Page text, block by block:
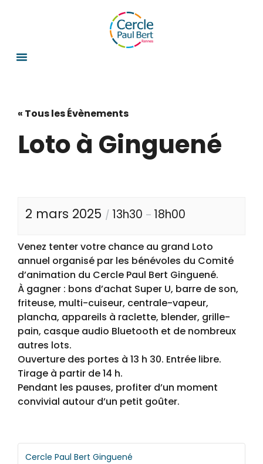
« Tous les Évènements
Loto à Ginguené
2 mars 2025 / 13h30 – 18h00
Venez tenter votre chance au grand Loto
annuel organisé par les bénévoles du Comité
d’animation du Cercle Paul Bert Ginguené.
À gagner : bons d’achat Super U, barre de son,
friteuse, multi-cuiseur, centrale-vapeur,
plancha, appareils à raclette, blender, grille-
pain, casque audio Bluetooth et de nombreux
autres lots.
Ouverture des portes à 13 h 30. Entrée libre.
Tirage à partir de 14 h.
Pendant les pauses, profiter d’un moment
convivial autour d’un petit goûter.
Cercle Paul Bert Ginguené